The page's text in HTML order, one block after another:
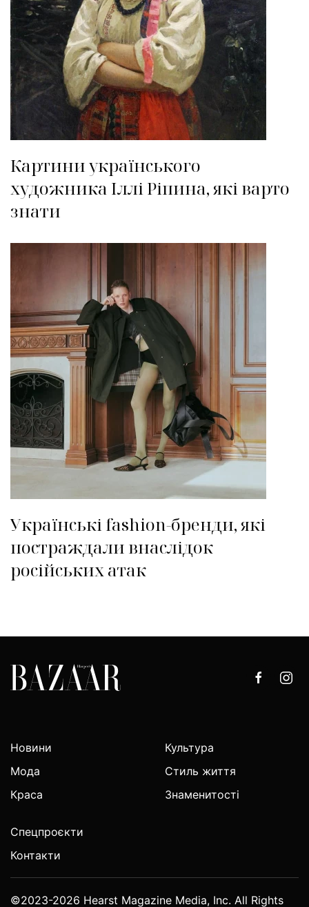
Картини українського
художника Іллі Ріпина, які варто
знати
Українські fashion-бренди, які
постраждали внаслідок
російських атак
Новини
Мода
Краса
Культура
Стиль життя
Знаменитості
Спецпроєкти
Контакти
©2023-2026 Hearst Magazine Media, Inc. All Rights